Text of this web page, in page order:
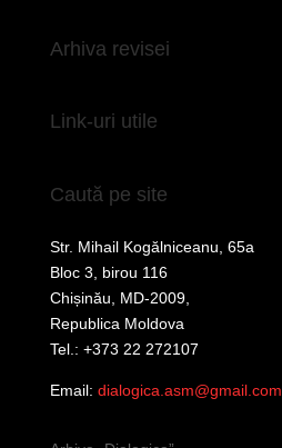
Arhiva revisei
Link-uri utile
Caută pe site
Str. Mihail Kogălniceanu, 65a
Bloc 3, birou 116
Chișinău, MD-2009,
Republica Moldova
Tel.: +373 22 272107
Email: dialogica.asm@gmail.com